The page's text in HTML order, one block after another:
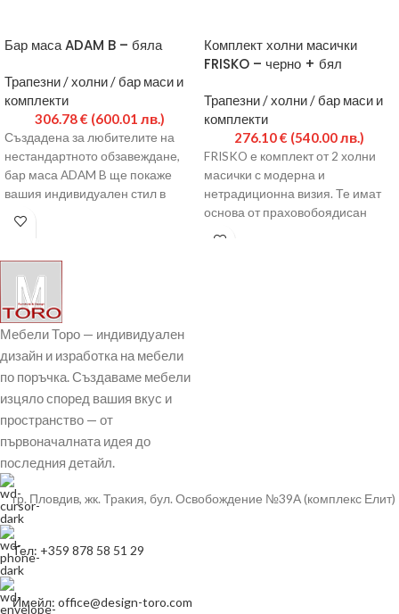
Бар маса ADAM B – бяла
Трапезни / холни / бар маси и
комплекти
306.78€ (600.01 лв.)
Създадена за любителите на
нестандартното обзавеждане,
бар маса ADAM B ще покаже
вашия индивидуален стил в
интериора. Моделът е с
Комплект холни масички
FRISKO – черно + бял
Трапезни / холни / бар маси и
комплекти
276.10€ (540.00 лв.)
FRISKO е комплект от 2 холни
масички с модерна и
нетрадиционна визия. Те имат
основа от праховобоядисан
метал и 10
Мебели Торо — индивидуален
дизайн и изработка на мебели
по поръчка. Създаваме мебели
изцяло според вашия вкус и
пространство — от
първоначалната идея до
последния детайл.
гр. Пловдив, жк. Тракия, бул. Освобождение №39А (комплекс Елит)
Тел: +359 878 58 51 29
Имейл: office@design-toro.com